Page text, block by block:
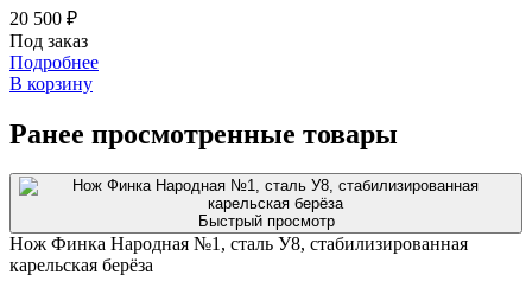
20 500 ₽
Под заказ
Подробнее
В корзину
Ранее просмотренные товары
Быстрый просмотр
Нож Финка Народная №1, сталь У8, стабилизированная
карельская берёза